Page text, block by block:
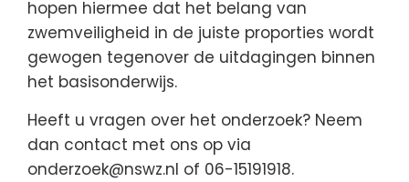
hopen hiermee dat het belang van
zwemveiligheid in de juiste proporties wordt
gewogen tegenover de uitdagingen binnen
het basisonderwijs.
Heeft u vragen over het onderzoek? Neem
dan contact met ons op via
onderzoek@nswz.nl of 06-15191918.